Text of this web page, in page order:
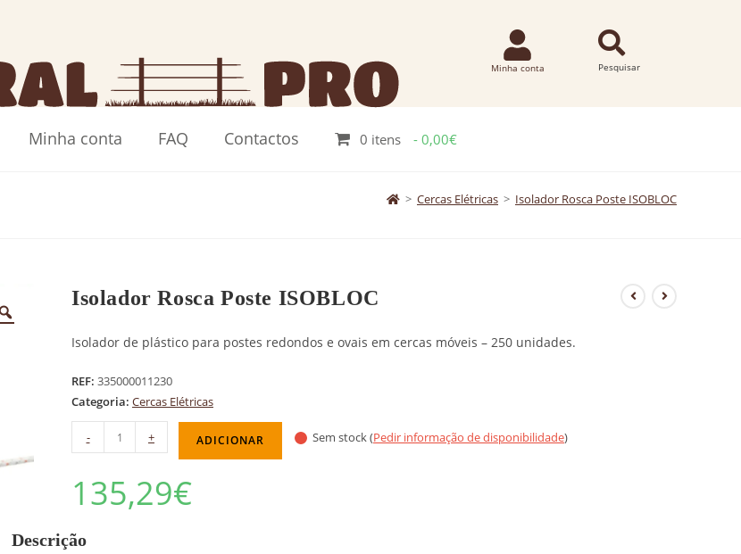
Minha conta FAQ Contactos 0 itens 0,00€
> Cercas Elétricas > Isolador Rosca Poste ISOBLOC
Isolador Rosca Poste ISOBLOC
Isolador de plástico para postes redondos e ovais em cercas móveis – 250 unidades.
REF: 335000011230
Categoria: Cercas Elétricas
- + ADICIONAR Sem stock (Pedir informação de disponibilidade)
135,29€
Descrição